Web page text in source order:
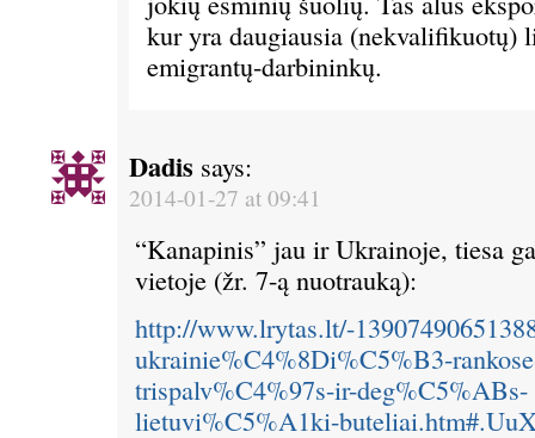
kur yra daugiausia (nekvalifikuotų)
emigrantų-darbininkų.
Dadis says:
2014-01-27 at 09:41
“Kanapinis” jau ir Ukrainoje, tiesa
vietoje (žr. 7-ą nuotrauką):
http://www.lrytas.lt/-
ukrainie%C4%8Di%C5%B3-
trispalv%C4%97s-ir-deg%C5%ABs-
lietuvi%C5%A1ki-